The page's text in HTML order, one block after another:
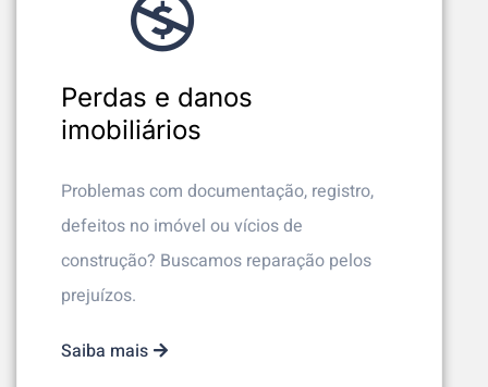
Perdas e danos
imobiliários
Problemas com documentação, registro,
defeitos no imóvel ou vícios de
construção? Buscamos reparação pelos
prejuízos.
Saiba mais